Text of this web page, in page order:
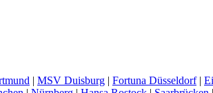
| MSV Duisburg | Fortuna Düsseldorf|